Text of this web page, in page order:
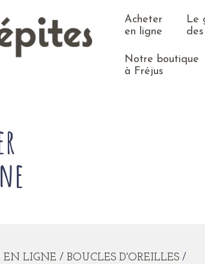
Acheter
en ligne
Le
Notre boutique
à Fréjus
EN LIGNE / BOUCLES D'OREILLES /